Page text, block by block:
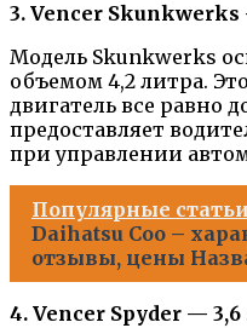
3. Vencer
Модель Skunkwerks
объемом 4,2 литра.
двигатель все равно
предоставляет
при управлении
Популярные статьи
Daihatsu Coo –
отзывы, цены
4. Vencer Spyder —